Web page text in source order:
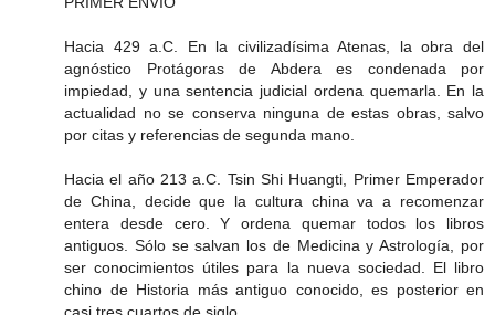
Hacia 429 a.C. En la civilizadísima Atenas, la obra del
agnóstico Protágoras de Abdera es condenada por
impiedad, y una sentencia judicial ordena quemarla. En la
actualidad no se conserva ninguna de estas obras, salvo
por citas y referencias de segunda mano.
Hacia el año 213 a.C. Tsin Shi Huangti, Primer Emperador
de China, decide que la cultura china va a recomenzar
entera desde cero. Y ordena quemar todos los libros
antiguos. Sólo se salvan los de Medicina y Astrología, por
ser conocimientos útiles para la nueva sociedad. El libro
chino de Historia más antiguo conocido, es posterior en